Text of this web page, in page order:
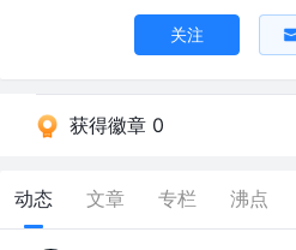
关注
获得徽章 0
动态 文章 专栏 沸点